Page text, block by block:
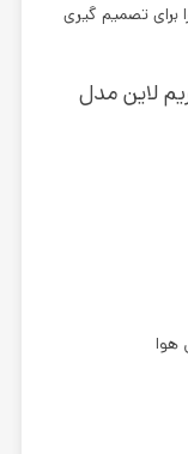
برای تصمیم گیری
لاین مدل
هوا